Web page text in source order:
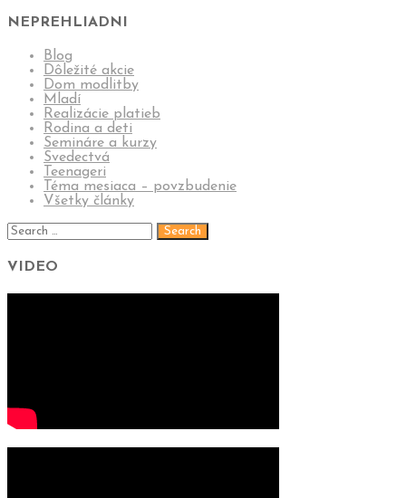
NEPREHLIADNI
Blog
Dôležité akcie
Dom modlitby
Mladí
Realizácie platieb
Rodina a deti
Semináre a kurzy
Svedectvá
Teenageri
Téma mesiaca – povzbudenie
Všetky články
VIDEO